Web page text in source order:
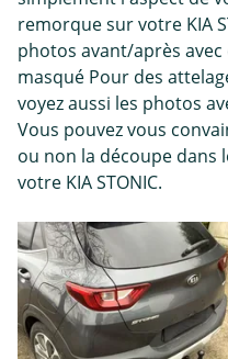
remorque sur votre KIA
photos avant/après
masqué Pour des
voyez aussi les photos
Vous pouvez vous
ou non la découpe dans
votre KIA STONIC.